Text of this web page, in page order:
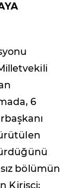
6
bölümün
Kirişci;